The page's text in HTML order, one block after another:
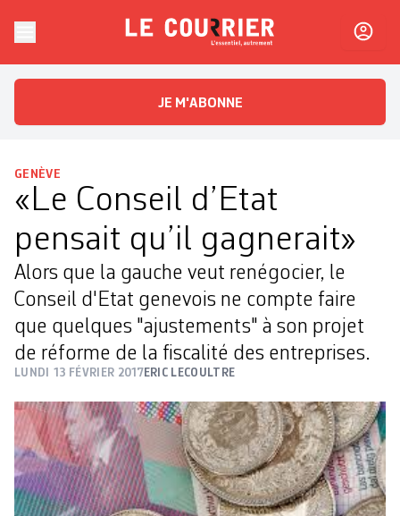
Le CourrierL'essentiel, autrement
JE M'ABONNE
GENÈVE
«Le Conseil d’Etat
pensait qu’il gagnerait»
Alors que la gauche veut renégocier, le
Conseil d'Etat genevois ne compte faire
que quelques "ajustements" à son projet
de réforme de la fiscalité des entreprises.
LUNDI 13 FÉVRIER 2017ERIC LECOULTRE